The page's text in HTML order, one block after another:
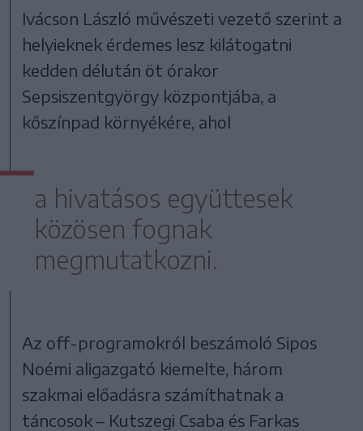
Ivácson László művészeti vezető szerint a
helyieknek érdemes lesz kilátogatni
kedden délután öt órakor
Sepsiszentgyörgy központjába, a
kőszínpad környékére, ahol
a hivatásos együttesek
közösen fognak
megmutatkozni.
Az off-programokról beszámoló Sipos
Noémi aligazgató kiemelte, három
szakmai előadásra számíthatnak a
táncosok – Kutszegi Csaba és Farkas